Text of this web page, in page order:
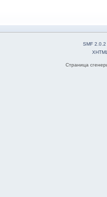
SMF 2.0.2
Страница